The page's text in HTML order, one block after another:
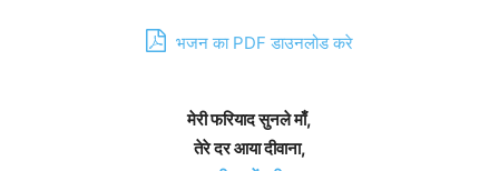
भजन का PDF डाउनलोड करे
मेरी फरियाद सुनले माँ,
तेरे दर आया दीवाना,